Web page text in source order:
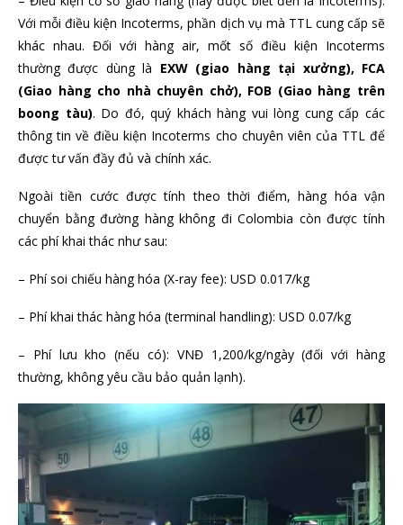
Với mỗi điều kiện Incoterms, phần dịch vụ mà TTL cung cấp sẽ
khác nhau. Đối với hàng air, mốt số điều kiện Incoterms
thường được dùng là EXW (giao hàng tại xưởng), FCA
(Giao hàng cho nhà chuyên chở), FOB (Giao hàng trên
boong tàu). Do đó, quý khách hàng vui lòng cung cấp các
thông tin về điều kiện Incoterms cho chuyên viên của TTL để
được tư vấn đầy đủ và chính xác.
Ngoài tiền cước được tính theo thời điểm, hàng hóa vận
chuyển bằng đường hàng không đi Colombia còn được tính
các phí khai thác như sau:
– Phí soi chiếu hàng hóa (X-ray fee): USD 0.017/kg
– Phí khai thác hàng hóa (terminal handling): USD 0.07/kg
– Phí lưu kho (nếu có): VNĐ 1,200/kg/ngày (đối với hàng
thường, không yêu cầu bảo quản lạnh).